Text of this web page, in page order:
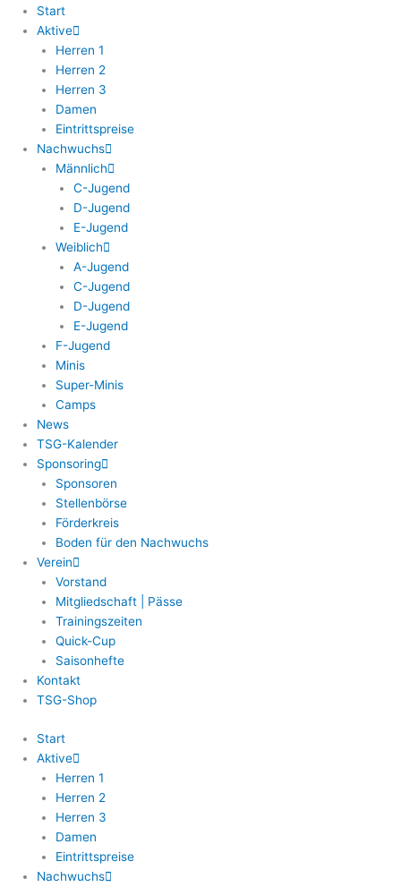
Zum
Inhalt
springen
Start
Aktive
Herren 1
Herren 2
Herren 3
Damen
Eintrittspreise
Nachwuchs
Männlich
C-Jugend
D-Jugend
E-Jugend
Weiblich
A-Jugend
C-Jugend
D-Jugend
E-Jugend
F-Jugend
Minis
Super-Minis
Camps
News
TSG-Kalender
Sponsoring
Sponsoren
Stellenbörse
Förderkreis
Boden für den Nachwuchs
Verein
Vorstand
Mitgliedschaft | Pässe
Trainingszeiten
Quick-Cup
Saisonhefte
Kontakt
TSG-Shop
Start
Aktive
Herren 1
Herren 2
Herren 3
Damen
Eintrittspreise
Nachwuchs